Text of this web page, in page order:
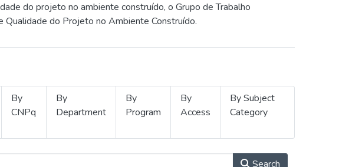
do projeto no ambiente construído, o Grupo de Trabalho
do Projeto no Ambiente Construído.
By
CNPq
By
Department
By
Program
By
Access
By Subject
Category
Search